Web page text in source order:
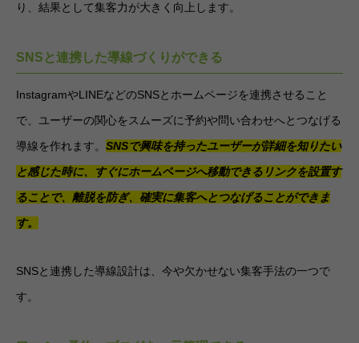
り、結果として集客力が大きく向上します。
SNSと連携した導線づくりができる
InstagramやLINEなどのSNSとホームページを連携させること
で、ユーザーの関心をスムーズに予約や問い合わせへとつなげる
導線を作れます。 SNSで興味を持ったユーザーが詳細を知りたい
と感じた時に、すぐにホームページへ移動できるリンクを設置す
ることで、離脱を防ぎ、確実に集客へとつなげることができま
す。
SNSと連携した導線設計は、今や欠かせない集客手法の一つで
す。